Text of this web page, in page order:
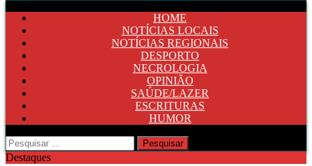
HOME
NOTÍCIAS LOCAIS
NOTÍCIAS REGIONAIS
DESPORTO
NECROLOGIA
OPINIÃO
SAÚDE/LAZER
ESCRITURAS
HUMOR
Pesquisar
por:
Destaques